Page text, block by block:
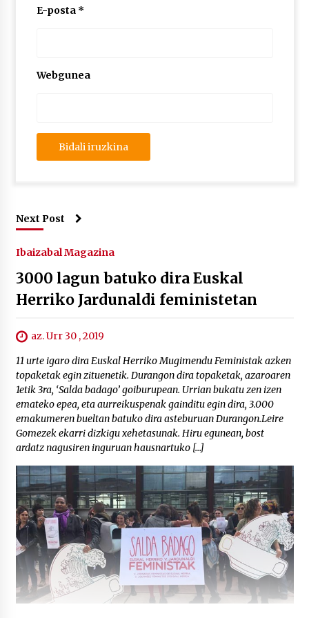
E-posta *
Webgunea
Next Post
Ibaizabal Magazina
3000 lagun batuko dira Euskal
Herriko Jardunaldi feministetan
az. Urr 30 , 2019
11 urte igaro dira Euskal Herriko Mugimendu Feministak azken
topaketak egin zituenetik. Durangon dira topaketak, azaroaren
1etik 3ra, ‘Salda badago’ goiburupean. Urrian bukatu zen izen
emateko epea, eta aurreikuspenak gainditu egin dira, 3.000
emakumeren bueltan batuko dira asteburuan Durangon.Leire
Gomezek ekarri dizkigu xehetasunak. Hiru egunean, bost
ardatz nagusiren inguruan hausnartuko […]